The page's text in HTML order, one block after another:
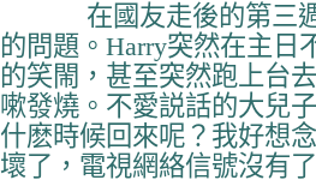
在國友走後的第三
的問題。 Harry突然在主日
的笑閙，甚至突然跑上台
嗽發燒。不愛説話的大兒子
什麽時候回來呢？我好想
壞了，電視網絡信號沒有